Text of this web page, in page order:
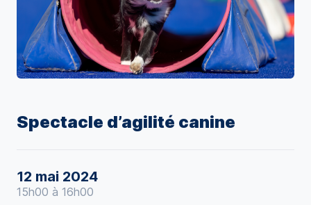
Spectacle d’agilité canine
12 mai 2024
15h00 à 16h00